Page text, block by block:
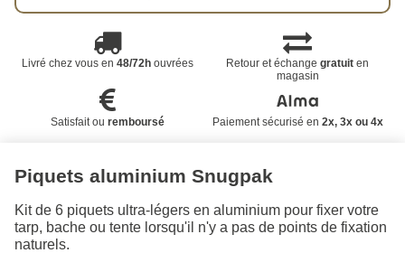
Livré chez vous en 48/72houvrées Retour et échangegratuit en
magasin
Satisfait ou remboursé Paiement sécurisé en 2x, 3x ou 4x
Piquets aluminium Snugpak
Kit de 6 piquets ultra-légers en aluminium pour fixer votre
tarp, bache ou tente lorsqu'il n'y a pas de points de fixation
naturels.